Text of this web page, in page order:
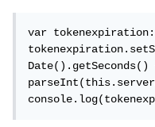
var
Date().getSeconds()